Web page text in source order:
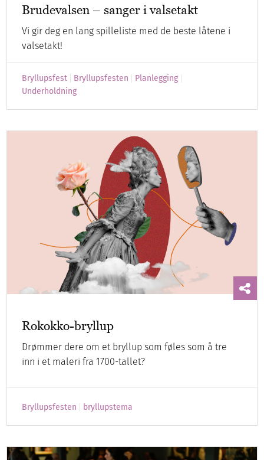
Brudevalsen – sanger i valsetakt
Vi gir deg en lang spilleliste med de beste låtene i
valsetakt!
Bryllupsfest Bryllupsfesten
Planlegging
Underholdning
Rokokko-bryllup
Drømmer dere om et bryllup som føles som å tre
inn i et maleri fra 1700-tallet?
Bryllupsfesten bryllupstema